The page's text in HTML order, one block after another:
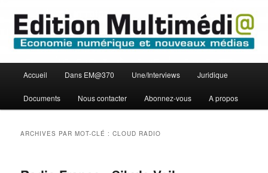
contenu
principal
contenu
secondaire
Edition Multimédi@
principal
Accueil Dans EM@370 Une/Interviews Juridique
Documents Nous contacter Abonnez-vous A propos
ARCHIVES PAR MOT-CLÉ :CLOUD RADIO